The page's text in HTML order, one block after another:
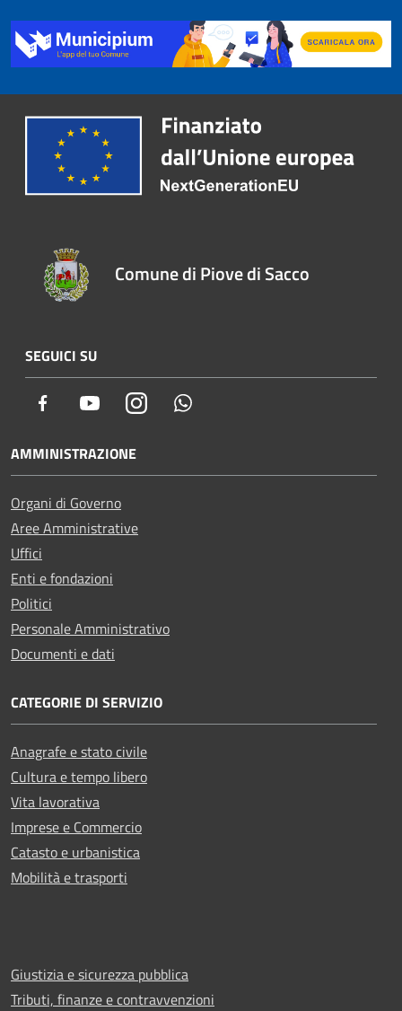
Comune di Piove di Sacco
SEGUICI SU
Facebook YoutubeInstagram
AMMINISTRAZIONE
Organi di Governo
Aree Amministrative
Uffici
Enti e fondazioni
Politici
Personale Amministrativo
Documenti e dati
CATEGORIE DI SERVIZIO
Anagrafe e stato civile
Cultura e tempo libero
Vita lavorativa
Imprese e Commercio
Catasto e urbanistica
Mobilità e trasporti
Giustizia e sicurezza pubblica
Tributi, finanze e contravvenzioni